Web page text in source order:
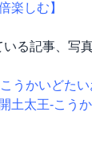
楽しむ】
る記事、写
うかいどた
土太王-こうか